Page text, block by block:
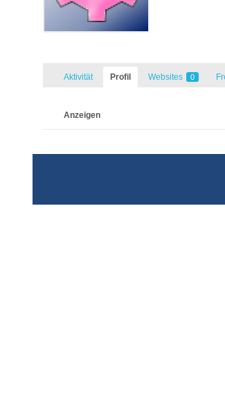
Aktivität Profil Websites 0
Anzeigen